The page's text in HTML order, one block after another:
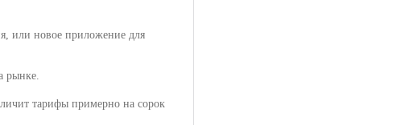
или новое приложение для
рынке.
тарифы примерно на сорок